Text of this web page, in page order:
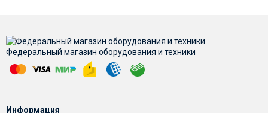
Федеральный магазин оборудования и техники
Информация